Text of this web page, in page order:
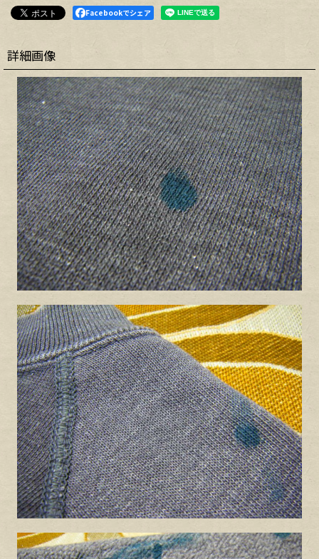
Facebookでシェア
詳細画像